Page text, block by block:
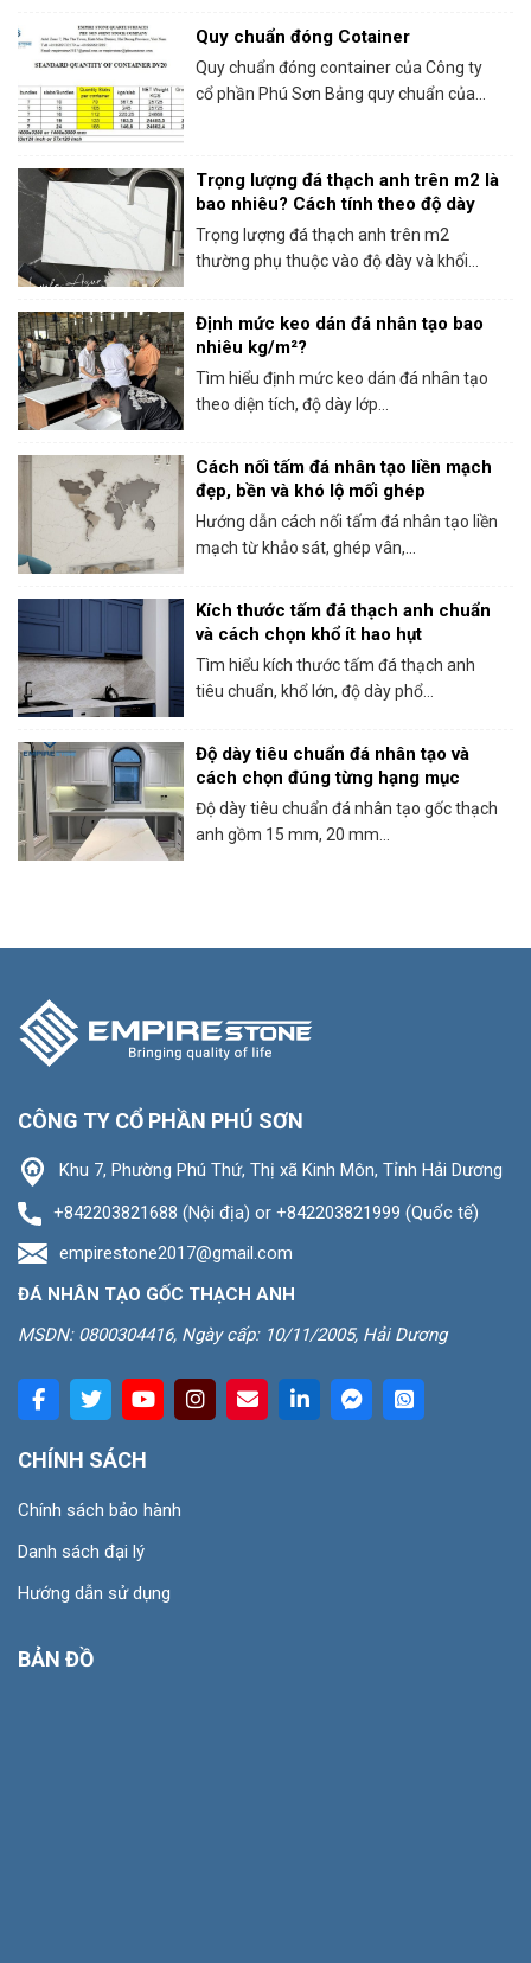
Quy chuẩn đóng Cotainer
Quy chuẩn đóng container của Công ty
cổ phần Phú Sơn Bảng quy chuẩn của...
Trọng lượng đá thạch anh trên m2 là
bao nhiêu? Cách tính theo độ dày
Trọng lượng đá thạch anh trên m2
thường phụ thuộc vào độ dày và khối...
Định mức keo dán đá nhân tạo bao
nhiêu kg/m²?
Tìm hiểu định mức keo dán đá nhân tạo
theo diện tích, độ dày lớp...
Cách nối tấm đá nhân tạo liền mạch
đẹp, bền và khó lộ mối ghép
Hướng dẫn cách nối tấm đá nhân tạo liền
mạch từ khảo sát, ghép vân,...
Kích thước tấm đá thạch anh chuẩn
và cách chọn khổ ít hao hụt
Tìm hiểu kích thước tấm đá thạch anh
tiêu chuẩn, khổ lớn, độ dày phổ...
Độ dày tiêu chuẩn đá nhân tạo và
cách chọn đúng từng hạng mục
Độ dày tiêu chuẩn đá nhân tạo gốc thạch
anh gồm 15 mm, 20 mm...
CÔNG TY CỔ PHẦN PHÚ SƠN
Khu 7, Phường Phú Thứ, Thị xã Kinh Môn, Tỉnh Hải Dương
+842203821688 (Nội địa) or +842203821999 (Quốc tế)
empirestone2017@gmail.com
ĐÁ NHÂN TẠO GỐC THẠCH ANH
MSDN: 0800304416, Ngày cấp: 10/11/2005, Hải Dương
CHÍNH SÁCH
Chính sách bảo hành
Danh sách đại lý
Hướng dẫn sử dụng
BẢN ĐỒ